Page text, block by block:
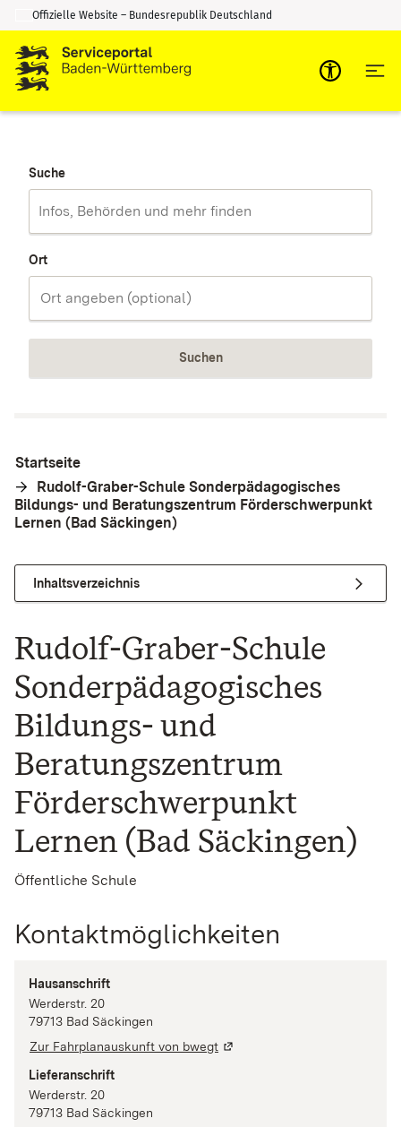
Zum Inhalt springen
Zur Suche springen
Offizielle Website – Bundesrepublik Deutschland
Suche
Ort
Suchen
Startseite
Rudolf-Graber-Schule Sonderpädagogisches
Bildungs- und Beratungszentrum Förderschwerpunkt
Lernen (Bad Säckingen)
Inhaltsverzeichnis
Rudolf-Graber-Schule
Sonderpädagogisches
Bildungs- und
Beratungszentrum
Förderschwerpunkt
Lernen (Bad Säckingen)
Öffentliche Schule
Kontaktmöglichkeiten
Hausanschrift
Werderstr. 20
79713 Bad Säckingen
Zur Fahrplanauskunft von bwegt
Lieferanschrift
Werderstr. 20
79713 Bad Säckingen